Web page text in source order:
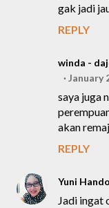
gak jadi
REPLY
winda -
January
saya juga
akan
REPLY
Yuni
Jadi ingat